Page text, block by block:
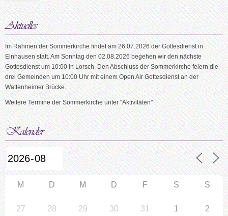
Im Rahmen der Sommerkirche findet am 26.07.2026 der Gottesdienst in
Einhausen statt. Am Sonntag den 02.08.2026 begehen wir den nächste
Gottesdienst um 10:00 in Lorsch. Den Abschluss der Sommerkirche feiern die
drei Gemeinden um 10:00 Uhr mit einem Open Air Gottesdienst an der
Wattenheimer Brücke.
Weitere Termine der Sommerkirche unter "Aktivitäten"
M D M D F S S
27 28 29 30 31 1 2